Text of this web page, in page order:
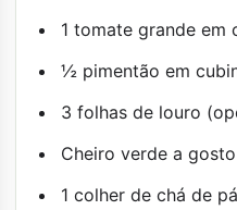
1 tomate grande em
½ pimentão em
3 folhas de louro
Cheiro verde a
1 colher de chá de